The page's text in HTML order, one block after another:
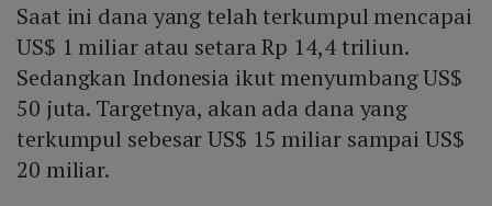
Saat ini dana yang telah terkumpul mencapai
US$ 1 miliar atau setara Rp 14,4 triliun.
Sedangkan Indonesia ikut menyumbang US$
50 juta. Targetnya, akan ada dana yang
terkumpul sebesar US$ 15 miliar sampai US$
20 miliar.